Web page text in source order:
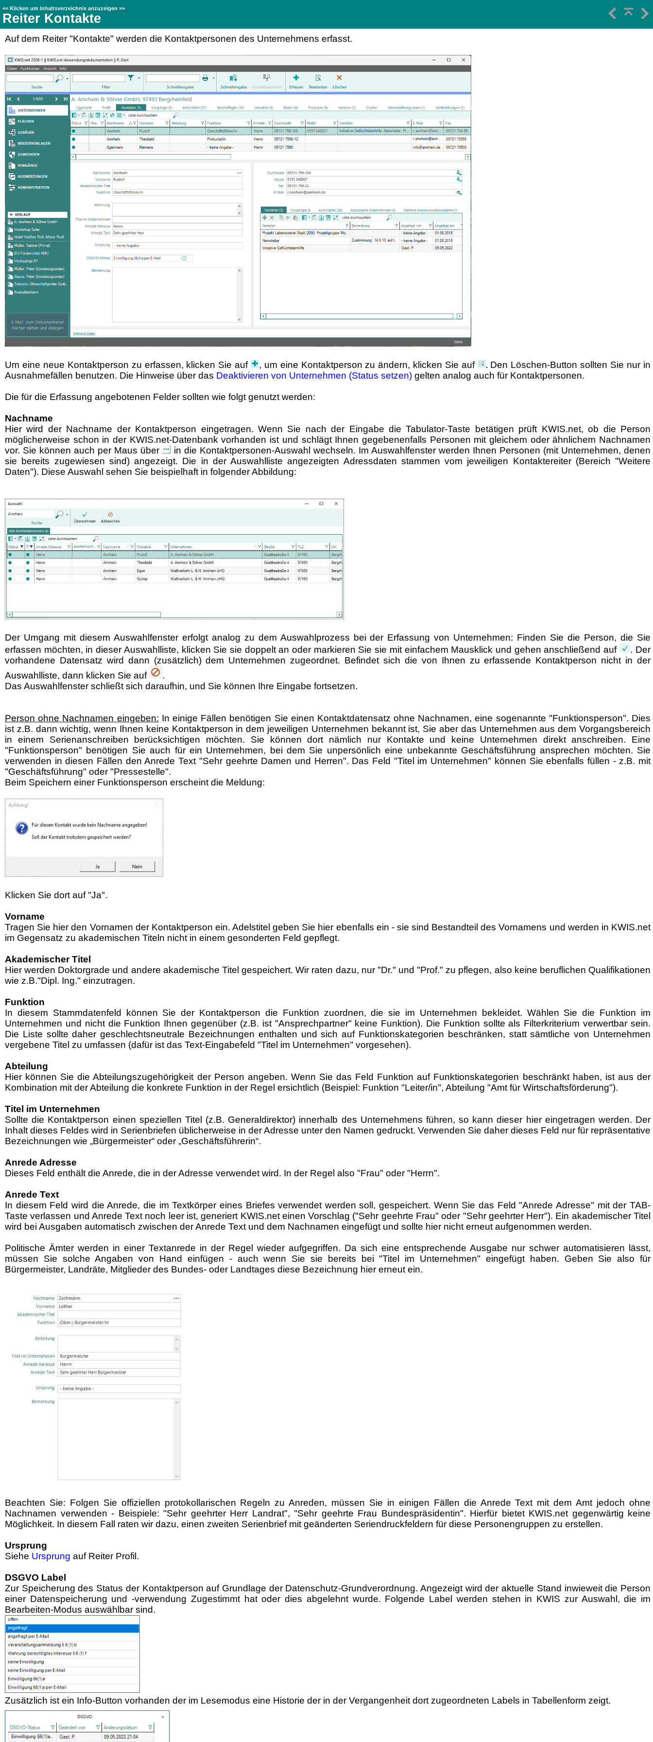
<< Klicken um Inhaltsverzeichnis anzuzeigen >>
Reiter Kontakte
Auf dem Reiter "Kontakte" werden die Kontaktpersonen des Unternehmens erfasst.
Um eine neue Kontaktperson zu erfassen, klicken Sie auf , um eine Kontaktperson zu ändern, klicken Sie auf .Den Löschen-Button sollten Sie nur in
Ausnahmefällen benutzen. Die Hinweise über das Deaktivieren von Unternehmen (Status setzen) gelten analog auch für Kontaktpersonen.
Die für die Erfassung angebotenen Felder sollten wie folgt genutzt werden:
Nachname
Hier wird der Nachname der Kontaktperson eingetragen. Wenn Sie nach der Eingabe die Tabulator-Taste betätigen prüft KWIS.net, ob die Person
möglicherweise schon in der KWIS.net-Datenbank vorhanden ist und schlägt Ihnen gegebenenfalls Personen mit gleichem oder ähnlichem Nachnamen
vor. Sie können auch per Maus über
in die Kontaktpersonen-Auswahl wechseln. Im Auswahlfenster werden Ihnen Personen (mit Unternehmen, denen
sie bereits zugewiesen sind) angezeigt. Die in der Auswahlliste angezeigten Adressdaten stammen vom jeweiligen Kontaktereiter (Bereich "Weitere
Daten"). Diese Auswahl sehen Sie beispielhaft in folgender Abbildung:
Der Umgang mit diesem Auswahlfenster erfolgt analog zu dem Auswahlprozess bei der Erfassung von Unternehmen: Finden Sie die Person, die Sie
erfassen möchten, in dieser Auswahlliste, klicken Sie sie doppelt an oder markieren Sie sie mit einfachem Mausklick und gehen anschließend auf
. Der
vorhandene Datensatz wird dann (zusätzlich) dem Unternehmen zugeordnet. Befindet sich die von Ihnen zu erfassende Kontaktperson nicht in der
Auswahlliste, dann klicken Sie auf
.
Das Auswahlfenster schließt sich daraufhin, und Sie können Ihre Eingabe fortsetzen.
Person ohne Nachnamen eingeben: In einige Fällen benötigen Sie einen Kontaktdatensatz ohne Nachnamen, eine sogenannte "Funktionsperson". Dies
ist z.B. dann wichtig, wenn Ihnen keine Kontaktperson in dem jeweiligen Unternehmen bekannt ist, Sie aber das Unternehmen aus dem Vorgangsbereich
in einem Serienanschreiben berücksichtigen möchten. Sie können dort nämlich nur Kontakte und keine Unternehmen direkt anschreiben. Eine
"Funktionsperson" benötigen Sie auch für ein Unternehmen, bei dem Sie unpersönlich eine unbekannte Geschäftsführung ansprechen möchten. Sie
verwenden in diesen Fällen den Anrede Text "Sehr geehrte Damen und Herren". Das Feld "Titel im Unternehmen" können Sie ebenfalls füllen - z.B. mit
"Geschäftsführung" oder "Pressestelle".
Beim Speichern einer Funktionsperson erscheint die Meldung:
Klicken Sie dort auf "Ja".
Vorname
Tragen Sie hier den Vornamen der Kontaktperson ein. Adelstitel geben Sie hier ebenfalls ein - sie sind Bestandteil des Vornamens und werden in KWIS.net
im Gegensatz zu akademischen Titeln nicht in einem gesonderten Feld gepflegt.
Akademischer Titel
Hier werden Doktorgrade und andere akademische Titel gespeichert. Wir raten dazu, nur "Dr." und "Prof." zu pflegen, also keine beruflichen Qualifikationen
wie z.B."Dipl. Ing." einzutragen.
Funktion
In diesem Stammdatenfeld können Sie der Kontaktperson die Funktion zuordnen, die sie im Unternehmen bekleidet. Wählen Sie die Funktion im
Unternehmen und nicht die Funktion Ihnen gegenüber (z.B. ist "Ansprechpartner" keine Funktion). Die Funktion sollte als Filterkriterium verwertbar sein.
Die Liste sollte daher geschlechtsneutrale Bezeichnungen enthalten und sich auf Funktionskategorien beschränken, statt sämtliche von Unternehmen
vergebene Titel zu umfassen (dafür ist das Text-Eingabefeld "Titel im Unternehmen" vorgesehen).
Abteilung
Hier können Sie die Abteilungszugehörigkeit der Person angeben. Wenn Sie das Feld Funktion auf Funktionskategorien beschränkt haben, ist aus der
Kombination mit der Abteilung die konkrete Funktion in der Regel ersichtlich (Beispiel: Funktion "Leiter/in", Abteilung "Amt für Wirtschaftsförderung").
Titel im Unternehmen
Sollte die Kontaktperson einen speziellen Titel (z.B. Generaldirektor) innerhalb des Unternehmens führen, so kann dieser hier eingetragen werden. Der
Inhalt dieses Feldes wird in Serienbriefen üblicherweise in der Adresse unter den Namen gedruckt. Verwenden Sie daher dieses Feld nur für repräsentative
Bezeichnungen wie „Bürgermeister“ oder „Geschäftsführerin“.
Anrede Adresse
Dieses Feld enthält die Anrede, die in der Adresse verwendet wird. In der Regel also "Frau" oder "Herrn".
Anrede Text
In diesem Feld wird die Anrede, die im Textkörper eines Briefes verwendet werden soll, gespeichert. Wenn Sie das Feld "Anrede Adresse" mit der TAB-
Taste verlassen und Anrede Text noch leer ist, generiert KWIS.net einen Vorschlag ("Sehr geehrte Frau" oder "Sehr geehrter Herr"). Ein akademischer Titel
wird bei Ausgaben automatisch zwischen der Anrede Text und dem Nachnamen eingefügt und sollte hier nicht erneut aufgenommen werden.
Politische Ämter werden in einer Textanrede in der Regel wieder aufgegriffen. Da sich eine entsprechende Ausgabe nur schwer automatisieren lässt,
müssen Sie solche Angaben von Hand einfügen - auch wenn Sie sie bereits bei "Titel im Unternehmen" eingefügt haben. Geben Sie also für
Bürgermeister, Landräte, Mitglieder des Bundes- oder Landtages diese Bezeichnung hier erneut ein.
Beachten Sie: Folgen Sie offiziellen protokollarischen Regeln zu Anreden, müssen Sie in einigen Fällen die Anrede Text mit dem Amt jedoch ohne
Nachnamen verwenden - Beispiele: "Sehr geehrter Herr Landrat", "Sehr geehrte Frau Bundespräsidentin". Hierfür bietet KWIS.net gegenwärtig keine
Möglichkeit. In diesem Fall raten wir dazu, einen zweiten Serienbrief mit geänderten Seriendruckfeldern für diese Personengruppen zu erstellen.
Ursprung
Siehe Ursprung auf Reiter Profil.
DSGVO Label
Zur Speicherung des Status der Kontaktperson auf Grundlage der Datenschutz-Grundverordnung. Angezeigt wird der aktuelle Stand inwieweit die Person
einer Datenspeicherung und -verwendung Zugestimmt hat oder dies abgelehnt wurde. Folgende Label werden stehen in KWIS zur Auswahl, die im
Bearbeiten-Modus auswählbar sind.
Zusätzlich ist ein Info-Button vorhanden der im Lesemodus eine Historie der in der Vergangenheit dort zugeordneten Labels in Tabellenform zeigt.